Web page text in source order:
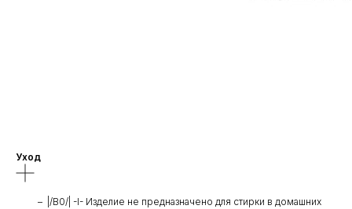
Уход
|/B0/| -I- Изделие не предназначено для стирки в домашних